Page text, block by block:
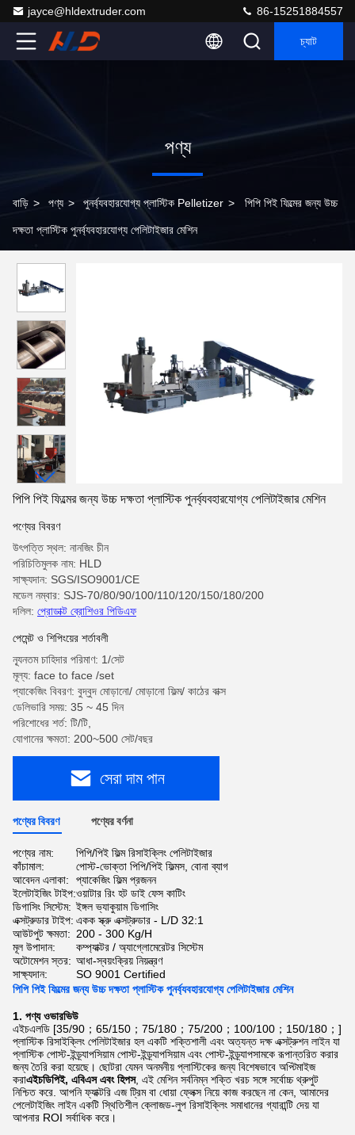
jayce@hldextruder.com 86-15251884557
চ্যাট
পণ্য
বাড়ি > পণ্য > পুনর্ব্যবহারযোগ্য প্লাস্টিক Pelletizer > পিপি পিই ফিল্মের জন্য উচ্চ
দক্ষতা প্লাস্টিক পুনর্ব্যবহারযোগ্য পেলিটাইজার মেশিন
পিপি পিই ফিল্মের জন্য উচ্চ দক্ষতা প্লাস্টিক পুনর্ব্যবহারযোগ্য পেলিটাইজার মেশিন
পণ্যের বিবরণ
উৎপত্তি স্থল: নানজিং চীন
পরিচিতিমুলক নাম: HLD
সাক্ষ্যদান: SGS/ISO9001/CE
মডেল নম্বার: SJS-70/80/90/100/110/120/150/180/200
দলিল: প্রোডাক্ট ব্রোশিওর পিডিএফ
পেমেন্ট ও শিপিংয়ের শর্তাবলী
ন্যূনতম চাহিদার পরিমাণ: 1/সেট
মূল্য: face to face /set
প্যাকেজিং বিবরণ: বুদ্বুদ মোড়ানো/ মোড়ানো ফিল্ম/ কাঠের বাক্স
ডেলিভারি সময়: 35 ~ 45 দিন
পরিশোধের শর্ত: টি/টি,
যোগানের ক্ষমতা: 200~500 সেট/বছর
সেরা দাম পান
পণ্যের বিবরণ পণ্যের বর্ণনা
পণ্যের নাম:
পিপি/পিই ফিল্ম রিসাইক্লিং পেলিটাইজার
কাঁচামাল:
পোস্ট-ভোক্তা পিপি/পিই ফিল্মস, বোনা ব্যাগ
আবেদন এলাকা:
প্যাকেজিং ফিল্ম প্রজনন
ইলেটাইজিং টাইপ:ওয়াটার রিং হট ডাই ফেস কাটিং
ডিগাসিং সিস্টেম: ইঙ্গল ভ্যাকুয়াম ডিগাসিং
এক্সট্রুডার টাইপ: একক স্ক্রু এক্সট্রুডার - L/D 32:1
আউটপুট ক্ষমতা: 200 - 300 Kg/H
মূল উপাদান:
কম্প্যাক্টর / অ্যাগ্লোমেরেটর সিস্টেম
অটোমেশন স্তর: আধা-স্বয়ংক্রিয় নিয়ন্ত্রণ
সাক্ষ্যদান:
SO 9001 Certified
পিপি পিই ফিল্মের জন্য উচ্চ দক্ষতা প্লাস্টিক পুনর্ব্যবহারযোগ্য পেলিটাইজার মেশিন
1. পণ্য ওভারভিউ
এইচএলডি [35/90；65/150；75/180；75/200；100/100；150/180；]
প্লাস্টিক রিসাইক্লিং পেলিটাইজার হল একটি শক্তিশালী এবং অত্যন্ত দক্ষ এক্সট্রুশন লাইন যা
প্লাস্টিক পোস্ট-ইন্ড্র্যাপসিয়াম পোস্ট-ইন্ড্র্যাপসিয়াম এবং পোস্ট-ইন্ড্র্যাপসামকে রূপান্তরিত করার
জন্য তৈরি করা হয়েছে। ছোটরা যেমন অনমনীয় প্লাস্টিকের জন্য বিশেষভাবে অপ্টিমাইজ
করাএইচডিপিই, এবিএস এবং হিপস, এই মেশিন সর্বনিম্ন শক্তি খরচ সঙ্গে সর্বোচ্চ থ্রুপুট
নিশ্চিত করে. আপনি ফ্যাক্টরি এজ ট্রিম বা ধোয়া ফ্লেক্স নিয়ে কাজ করছেন না কেন, আমাদের
পেলেটাইজিং লাইন একটি স্থিতিশীল ক্লোজড-লুপ রিসাইক্লিং সমাধানের গ্যারান্টি দেয় যা
আপনার ROI সর্বাধিক করে।